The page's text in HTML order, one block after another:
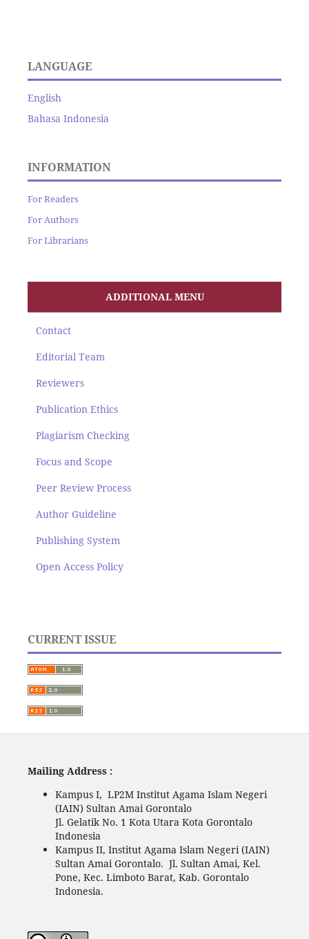
LANGUAGE
English
Bahasa Indonesia
INFORMATION
For Readers
For Authors
For Librarians
ADDITIONAL MENU
Contact
Editorial Team
Reviewers
Publication Ethics
Plagiarism Checking
Focus and Scope
Peer Review Process
Author Guideline
Publishing System
Open Access Policy
CURRENT ISSUE
Mailing Address :
Kampus I, LP2M Institut Agama Islam Negeri
(IAIN) Sultan Amai Gorontalo
Jl. Gelatik No. 1 Kota Utara Kota Gorontalo
Indonesia
Kampus II, Institut Agama Islam Negeri (IAIN)
Sultan Amai Gorontalo. Jl. Sultan Amai, Kel.
Pone, Kec. Limboto Barat, Kab. Gorontalo
Indonesia.